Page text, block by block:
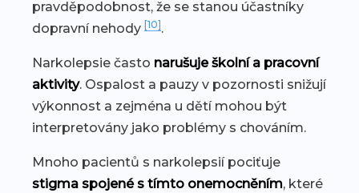
pravděpodobnost, že se stanou účastníky
dopravní nehody [10] .
Narkolepsie často narušuje školní a pracovní
aktivity. Ospalost a pauzy v pozornosti snižují
výkonnost a zejména u dětí mohou být
interpretovány jako problémy s chováním.
Mnoho pacientů s narkolepsií pociťuje
stigma spojené s tímto onemocněním, které